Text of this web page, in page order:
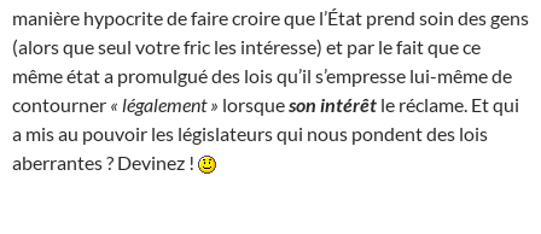
manière hypocrite de faire croire que l’État prend soin des gens
(alors que seul votre fric les intéresse) et par le fait que ce
même état a promulgué des lois qu’il s’empresse lui-même de
contourner « légalement » lorsqueson intérêt le réclame. Et qui
a mis au pouvoir les législateurs qui nous pondent des lois
aberrantes ? Devinez !